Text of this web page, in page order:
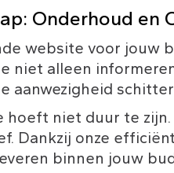
Onderhoud en
website voor jouw
niet alleen
aanwezigheid
hoeft niet duur te
Dankzij onze
binnen jouw